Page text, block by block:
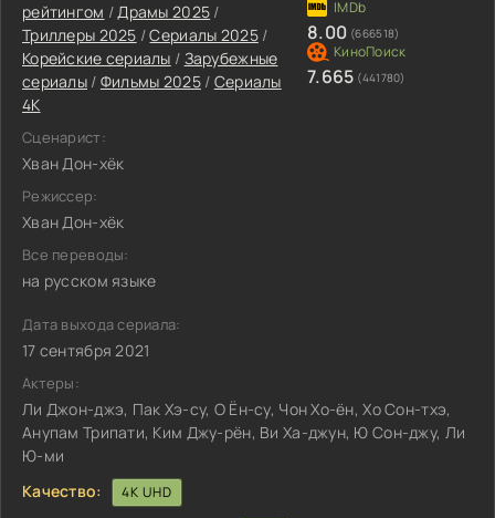
рейтингом /Драмы 2025 /
Триллеры 2025 /Сериалы 2025/
Корейские сериалы / Зарубежные
сериалы/ Фильмы 2025/ Сериалы
4K
Сценарист:
Хван Дон-хёк
Режиссер:
Хван Дон-хёк
Все переводы:
на русском языке
8.00 (666518)
7.665 (441780)
Дата выхода сериала:
17 сентября 2021
Актеры:
Ли Джон-джэ, Пак Хэ-су, О Ён-су, Чон Хо-ён, Хо Сон-тхэ,
Анупам Трипати, Ким Джу-рён, Ви Ха-джун, Ю Сон-джу, Ли
Ю-ми
Качество:
4K UHD